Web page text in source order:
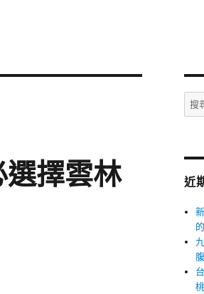
擇雲林
搜
尋
字:
近